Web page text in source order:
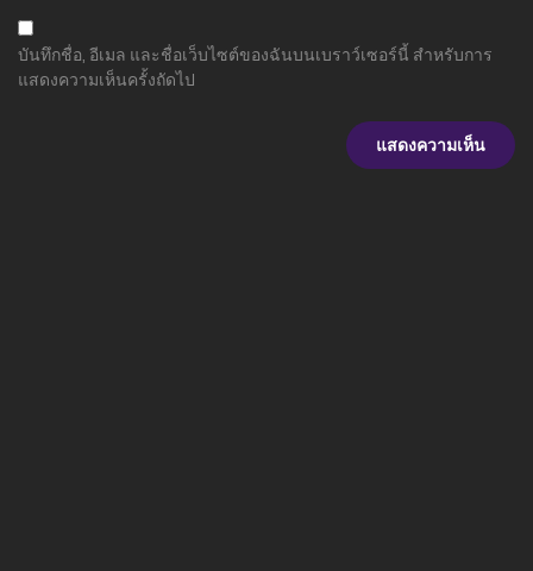
บันทึกชื่อ, อีเมล และชื่อเว็บไซต์ของฉันบนเบราว์เซอร์นี้ สำหรับการ
แสดงความเห็นครั้งถัดไป